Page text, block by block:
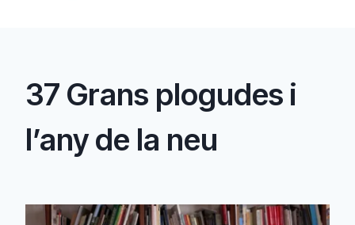
37 Grans plogudes i
l’any de la neu